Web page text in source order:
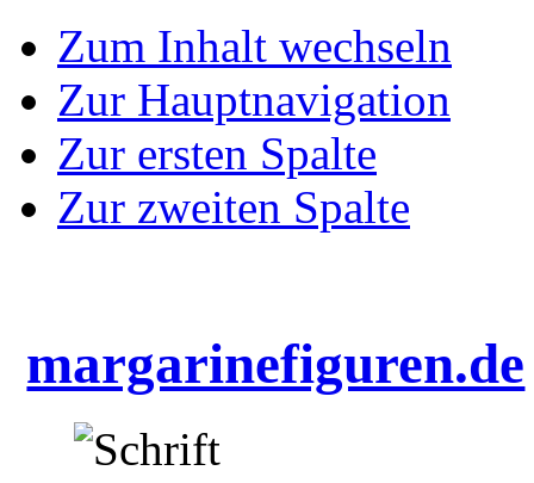
Zum Inhalt wechseln
Zur Hauptnavigation
Zur ersten Spalte
Zur zweiten Spalte
margarinefiguren.de